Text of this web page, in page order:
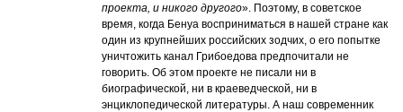
проекта, и никого другого». Поэтому, в советское
время, когда Бенуа восприниматься в нашей стране как
один из крупнейших российских зодчих, о его попытке
уничтожить канал Грибоедова предпочитали не
говорить. Об этом проекте не писали ни в
биографической, ни в краеведческой, ни в
энциклопедической литературы. А наш современник